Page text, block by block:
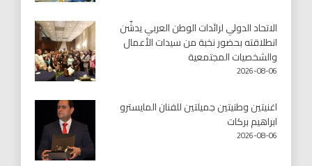
الاتحاد الدولي لرائدات الوطن العربي يدشّن
انطلاقته بحضور نخبة من سيدات الأعمال
والشخصيات المجتمعية
2026-08-06
اغنيتين وطنيتين جميلتين للفنان المايسترو
ابراهيم بركات
2026-08-06